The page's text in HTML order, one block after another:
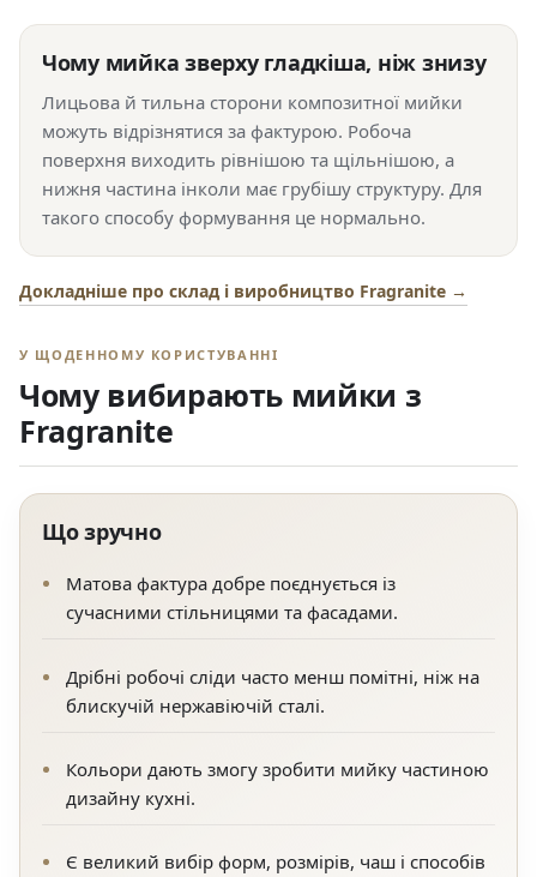
Чому мийка зверху гладкіша, ніж знизу
Лицьова й тильна сторони композитної мийки
можуть відрізнятися за фактурою. Робоча
поверхня виходить рівнішою та щільнішою, а
нижня частина інколи має грубішу структуру. Для
такого способу формування це нормально.
Докладніше про склад і виробництво Fragranite →
У ЩОДЕННОМУ КОРИСТУВАННІ
Чому вибирають мийки з
Fragranite
Що зручно
Матова фактура добре поєднується із
сучасними стільницями та фасадами.
Дрібні робочі сліди часто менш помітні, ніж на
блискучій нержавіючій сталі.
Кольори дають змогу зробити мийку частиною
дизайну кухні.
Є великий вибір форм, розмірів, чаш і способів